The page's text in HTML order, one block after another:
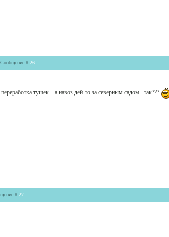
Сообщение # 26
тушек....а навоз дей-то за северным садом...так???
# 27